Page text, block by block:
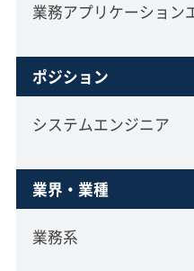
業務アプリケーション
ポジション
システムエンジニア
業界・業種
業務系